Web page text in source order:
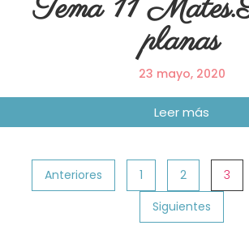
Tema 11
planas
23 mayo, 2020
Paginación
Anteriores 1 2 3
Siguientes